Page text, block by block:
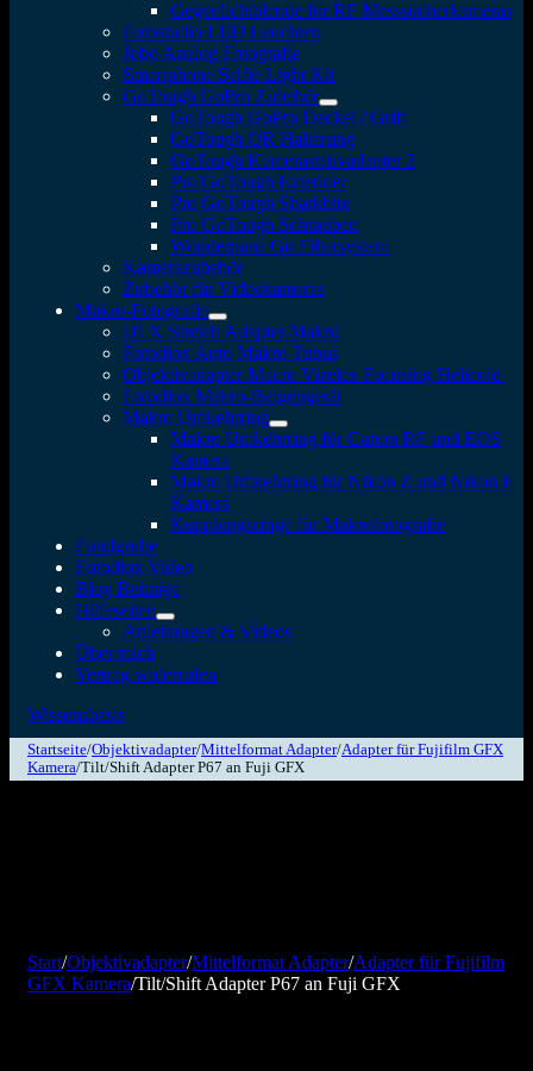
Gegenlichtblende für RF Messsucherkameras
Fotostudio LED Leuchten
Jobo Analog Fotografie
Smartphone Selfie Light Kit
GoTough GoPro Zubehör
GoTough GoPro Deckel / Griff
GoTough QR Halterung
GoTough Kamerastativadapter 2
Pro GoTough Extender
Pro GoTough Sharkbite
Pro GoTough Schrauben
Wonderpana Go Filtersystem
Kamerazubehör
Zubehör für Videokameras
Makro-Fotografie
DLX Stretch Adapter Makro
Fotodiox Auto Makro Tubus
Objektivadapter Macro Vizelex Focusing Helicoid
Fotodiox Makro-Balgengerät
Makro Umkehrring
Makro Umkehrring für Canon RF und EOS
Kamera
Makro Umkehrring für Nikon Z und Nikon F
Kamera
Kupplungsringe für Makrofotografie
Fundgrube
Fotodiox Video
Blog Beiträge
Hilfeseiten
Anleitungen & Videos
Über mich
Vertrag widerrufen
Wissensbasis
Startseite/Objektivadapter/Mittelformat Adapter/Adapter für Fujifilm GFX
Kamera/Tilt/Shift Adapter P67 an Fuji GFX
Start/Objektivadapter/Mittelformat Adapter/Adapter für Fujifilm
GFX Kamera/Tilt/Shift Adapter P67 an Fuji GFX